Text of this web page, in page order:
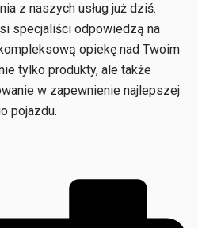
z naszych usług już dziś.
specjaliści odpowiedzą na
opiekę nad Twoim
tylko produkty, ale także
w zapewnienie najlepszej
pojazdu.